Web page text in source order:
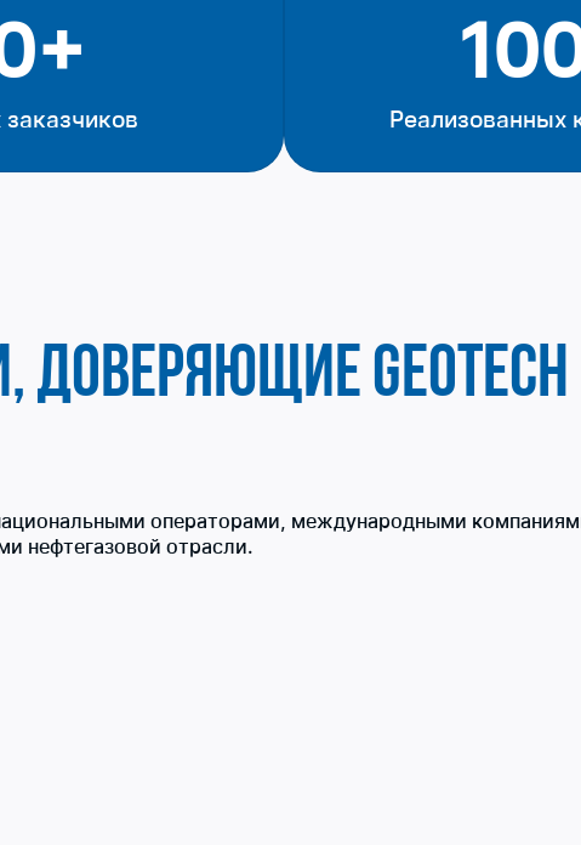
Реализованных
GEOTECH
операторами, международными
нефтегазовой отрасли.